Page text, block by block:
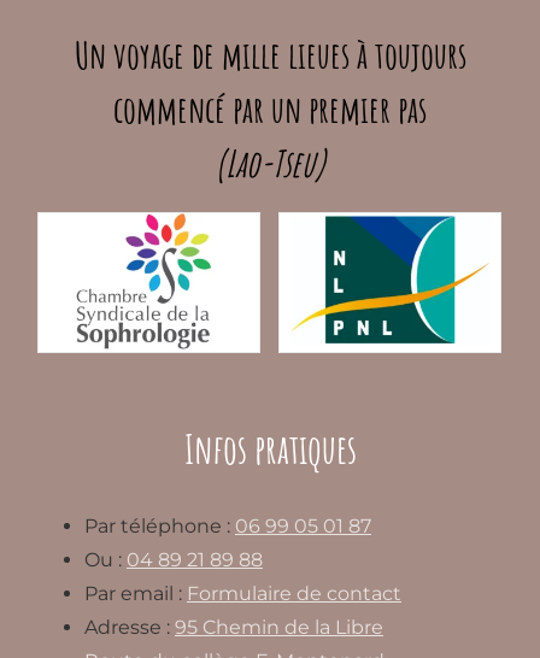
Un voyage de mille lieues à toujours
commencé par un premier pas
(Lao-Tseu)
Infos pratiques
Par téléphone : 06 99 05 01 87
Ou : 04 89 21 89 88
Par email : Formulaire de contact
Adresse : 95 Chemin de la Libre